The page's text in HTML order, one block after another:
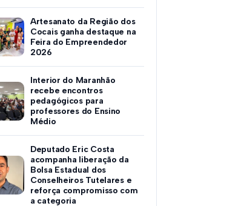
Artesanato da Região dos
Cocais ganha destaque na
Feira do Empreendedor
2026
Interior do Maranhão
recebe encontros
pedagógicos para
professores do Ensino
Médio
Deputado Eric Costa
acompanha liberação da
Bolsa Estadual dos
Conselheiros Tutelares e
reforça compromisso com
a categoria